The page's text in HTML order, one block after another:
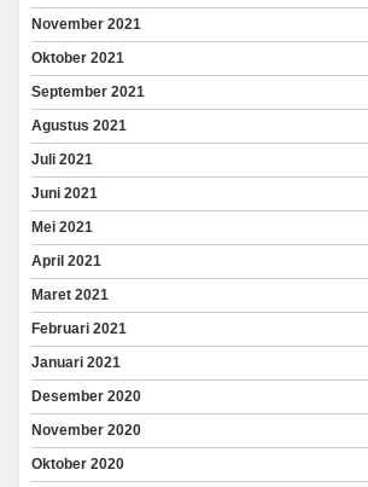
November 2021
Oktober 2021
September 2021
Agustus 2021
Juli 2021
Juni 2021
Mei 2021
April 2021
Maret 2021
Februari 2021
Januari 2021
Desember 2020
November 2020
Oktober 2020